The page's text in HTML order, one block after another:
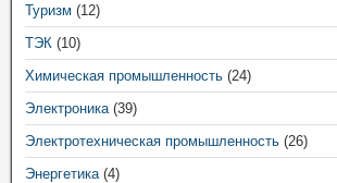
Туризм (12)
ТЭК (10)
Химическая промышленность (24)
Электроника(39)
Электротехническая промышленность (26)
Энергетика(4)